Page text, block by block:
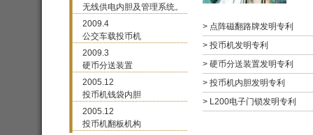
无线供电内胆及管理系统。
2009.4
公交车载投币机
2009.3
硬币分送装置
2005.12
投币机钱袋内胆
2005.12
投币机翻板机构
> 点阵磁翻路牌发明专利
> 投币机发明专利
> 硬币分送装置发明专利
> 投币机内胆发明专利
> L200电子门锁发明专利